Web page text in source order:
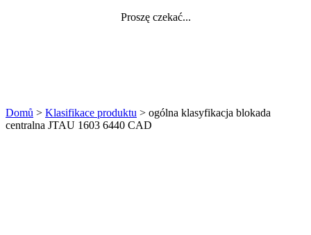
Proszę czekać...
Domů > Klasifikace produktu > ogólna klasyfikacja blokada
centralna JTAU 1603 6440 CAD